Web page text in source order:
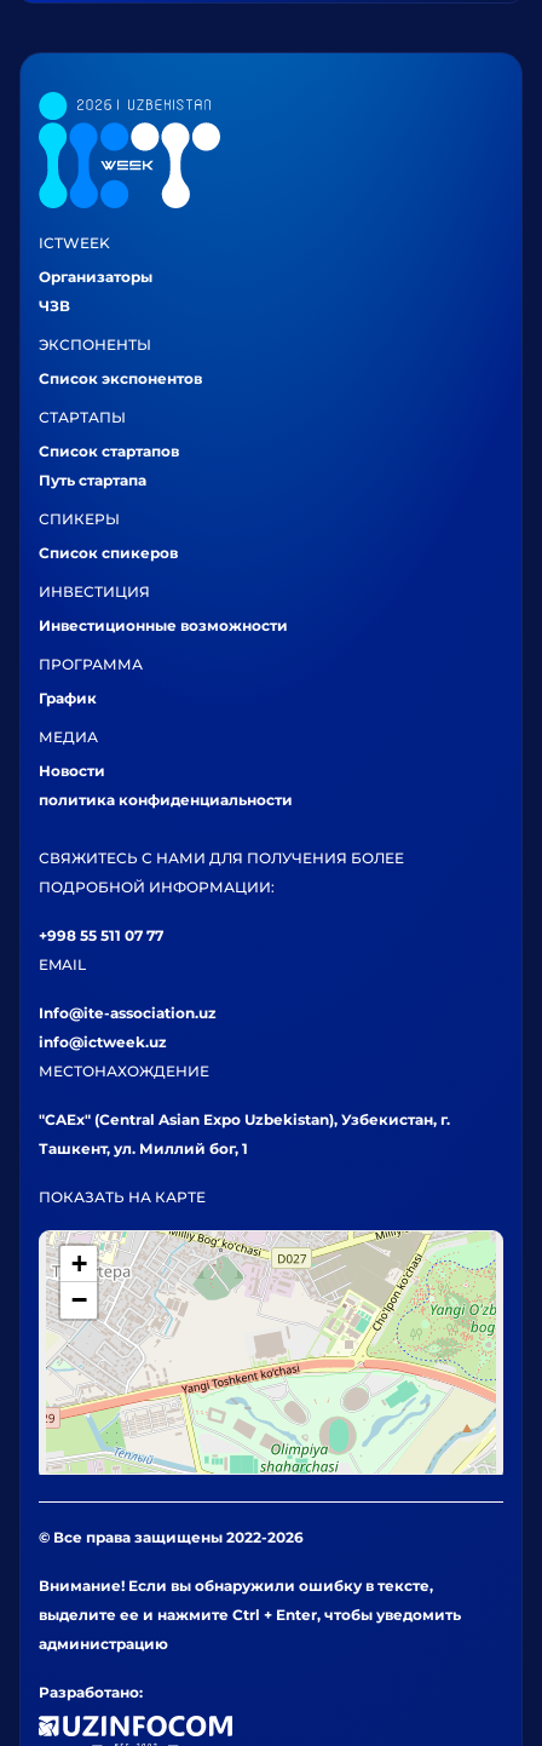
ICTWEEK
Организаторы
ЧЗВ
ЭКСПОНЕНТЫ
Список экспонентов
СТАРТАПЫ
Список стартапов
Путь стартапа
СПИКЕРЫ
Список спикеров
ИНВЕСТИЦИЯ
Инвестиционные возможности
ПРОГРАММА
График
МЕДИА
Новости
политика конфиденциальности
СВЯЖИТЕСЬ С НАМИ ДЛЯ ПОЛУЧЕНИЯ БОЛЕЕ
ПОДРОБНОЙ ИНФОРМАЦИИ:
+998 55 511 07 77
EMAIL
Info@ite-association.uz
info@ictweek.uz
МЕСТОНАХОЖДЕНИЕ
"CAEx" (Central Asian Expo Uzbekistan), Узбекистан, г.
Ташкент, ул. Миллий бог, 1
ПОКАЗАТЬ НА КАРТЕ
+
−
© Все права защищены 2022-2026
Внимание! Если вы обнаружили ошибку в тексте,
выделите ее и нажмите Ctrl + Enter, чтобы уведомить
администрацию
Разработано: